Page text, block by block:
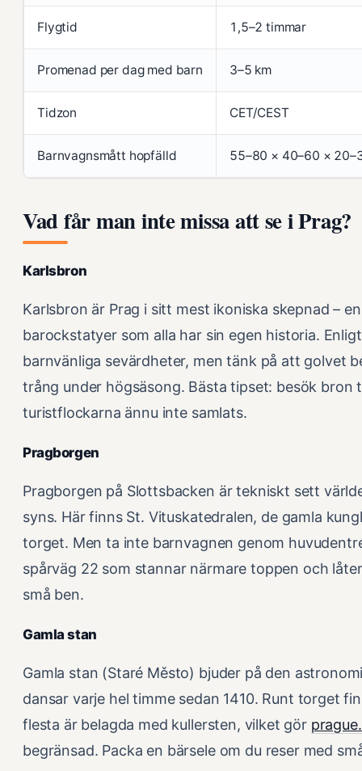
Flygtid 1,5–2 timmar
Promenad per dag med barn 3–5 km
Tidzon CET/CEST
Barnvagnsmått hopfälld 55–80 × 40–60 ×
Vad får man inte missa att se i Prag?
Karlsbron
Karlsbron är Prag i sitt mest ikoniska skepnad –
barockstatyer som alla har sin egen historia.
barnvänliga sevärdheter, men tänk på att golvet
trång under högsäsong. Bästa tipset: besök
turistflockarna ännu inte samlats.
Pragborgen
Pragborgen på Slottsbacken är tekniskt sett
syns. Här finns St. Vituskatedralen, de gamla
torget. Men ta inte barnvagnen genom
spårväg 22 som stannar närmare toppen och
små ben.
Gamla stan
Gamla stan (Staré Město) bjuder på den
dansar varje hel timme sedan 1410. Runt torget
flesta är belagda med kullersten, vilket gör
begränsad. Packa en bärsele om du reser med